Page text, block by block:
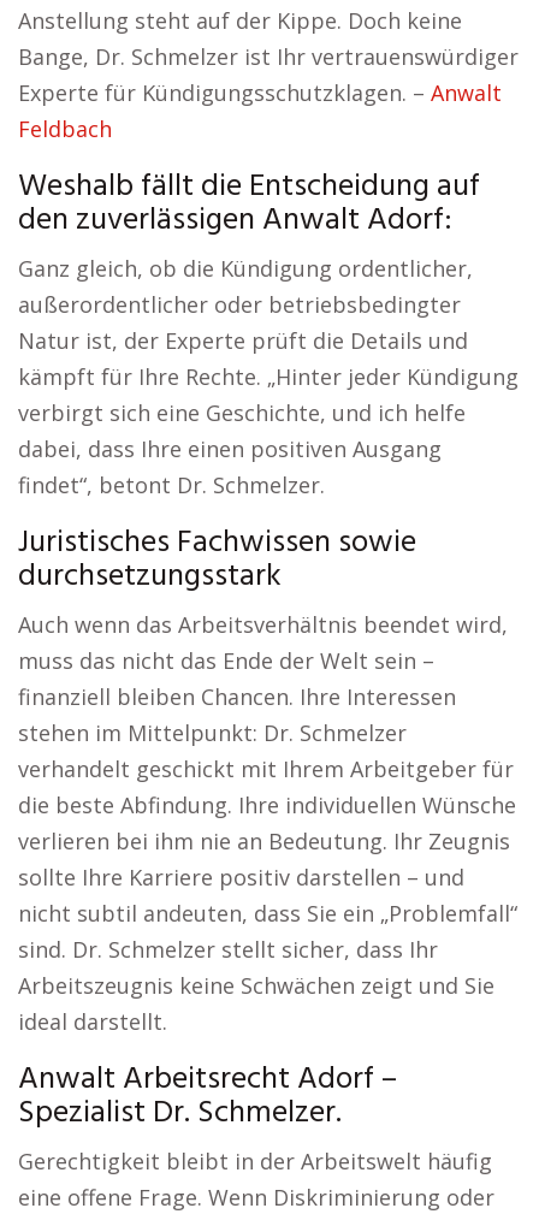
Anstellung steht auf der Kippe. Doch keine
Bange, Dr. Schmelzer ist Ihr vertrauenswürdiger
Experte für Kündigungsschutzklagen. – Anwalt
Feldbach
Weshalb fällt die Entscheidung auf
den zuverlässigen Anwalt Adorf:
Ganz gleich, ob die Kündigung ordentlicher,
außerordentlicher oder betriebsbedingter
Natur ist, der Experte prüft die Details und
kämpft für Ihre Rechte. „Hinter jeder Kündigung
verbirgt sich eine Geschichte, und ich helfe
dabei, dass Ihre einen positiven Ausgang
findet“, betont Dr. Schmelzer.
Juristisches Fachwissen sowie
durchsetzungsstark
Auch wenn das Arbeitsverhältnis beendet wird,
muss das nicht das Ende der Welt sein –
finanziell bleiben Chancen. Ihre Interessen
stehen im Mittelpunkt: Dr. Schmelzer
verhandelt geschickt mit Ihrem Arbeitgeber für
die beste Abfindung. Ihre individuellen Wünsche
verlieren bei ihm nie an Bedeutung. Ihr Zeugnis
sollte Ihre Karriere positiv darstellen – und
nicht subtil andeuten, dass Sie ein „Problemfall“
sind. Dr. Schmelzer stellt sicher, dass Ihr
Arbeitszeugnis keine Schwächen zeigt und Sie
ideal darstellt.
Anwalt Arbeitsrecht Adorf –
Spezialist Dr. Schmelzer.
Gerechtigkeit bleibt in der Arbeitswelt häufig
eine offene Frage. Wenn Diskriminierung oder